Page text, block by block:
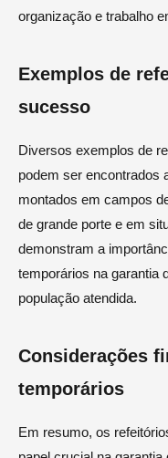
organização e trabalho
Exemplos de
sucesso
Diversos exemplos de
podem ser encontrados
montados em campos
de grande porte e em
demonstram a
temporários na garantia
população atendida.
Considerações
temporários
Em resumo, os